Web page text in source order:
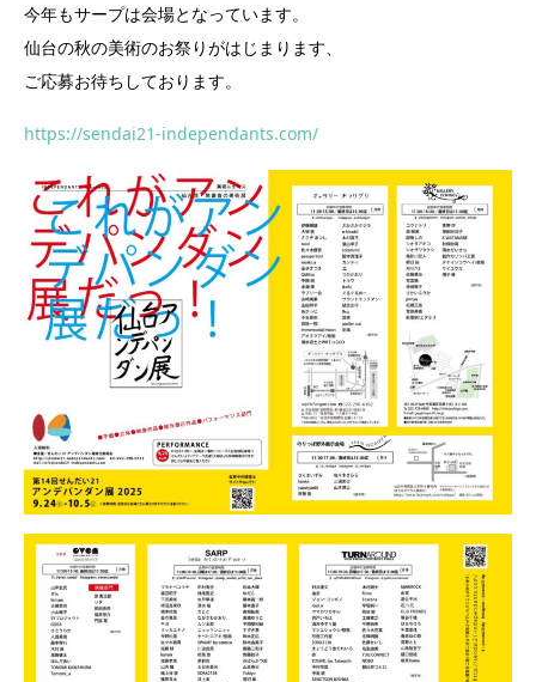
今年もサープは会場となっています。
仙台の秋の美術のお祭りがはじまります、
ご応募お待ちしております。
https://sendai21-independants.com/